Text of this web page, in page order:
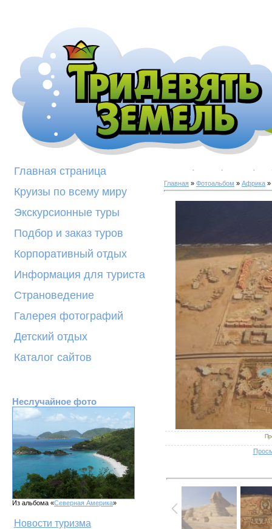
Главная страница
Круизы по всему миру
Экскурсионные туры
Подбор и заказ туров
Корпоративный отдых
Информация для туриста
Страноведение
Галерея фотографий
Детский отдых
Каталог сайтов
Неслучайное фото
Из альбома «Северная Америка»
Новости туризма
Главная » Фотоальбом » Африка »